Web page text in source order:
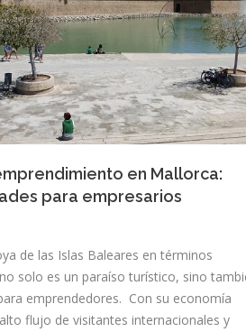
en Mallorca:
para empresarios
de las Islas Baleares en términos
solo es un paraíso turístico, sino
emprendedores. Con su economía
flujo de visitantes internacionales y